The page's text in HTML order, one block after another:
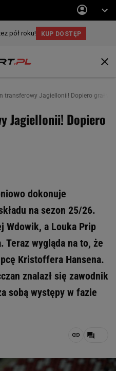
transferowy Jagiellonii! Dopiero grał w
Jagiellonii! Dopiero
dokonuje
na sezon 25/26.
Wdowik, a Louka Prip
Teraz wygląda na to, że
Kristoffera Hansena.
znalazł się zawodnik
sobą występy w fazie